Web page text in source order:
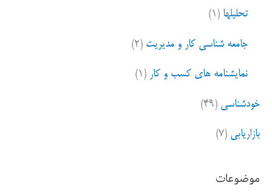
تحلیلها (۱)
جامعه شناسی کار و مدیریت (۲)
نمایشنامه های کسب و کار (۱)
خودشناسی (۴۹)
بازاریابی (۷)
موضوعات